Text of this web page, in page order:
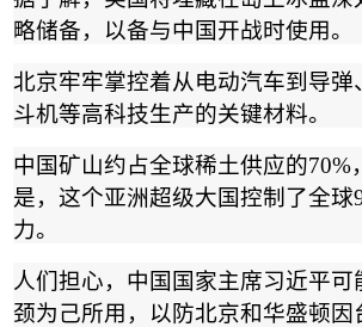
略储备，以备与中国开战时使用。
北京牢牢掌控着从电动汽车到导弹
斗机等高科技生产的关键材料。
中国矿山约占全球稀土供应的70%
是，这个亚洲超级大国控制了全球
力。
人们担心，中国国家主席习近平可
颈为己所用，以防北京和华盛顿因